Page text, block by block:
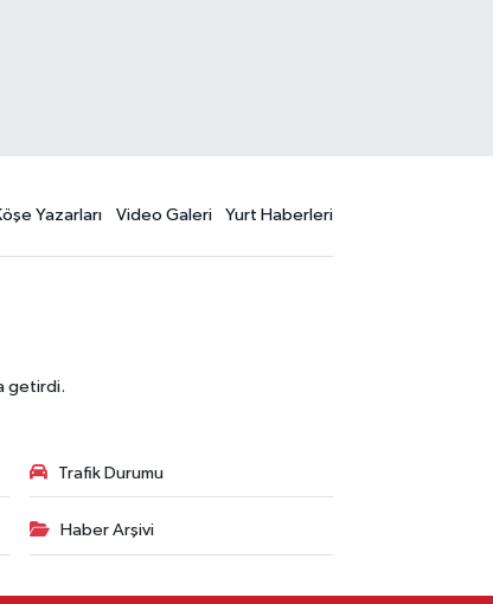
Yazarları Video Galeri Yurt Haberleri
getirdi.
Trafik Durumu
Haber Arşivi